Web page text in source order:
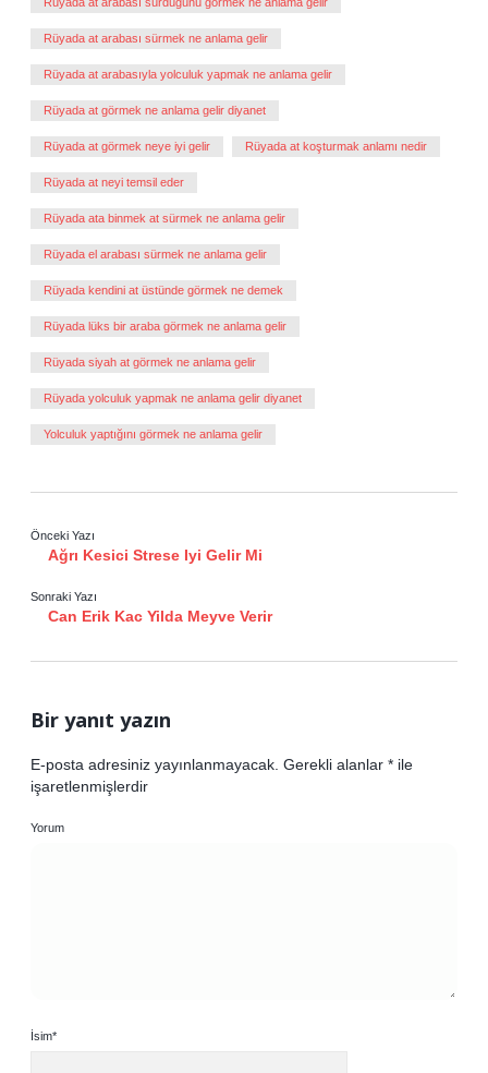
Rüyada at arabası sürmek ne anlama gelir
Rüyada at arabasıyla yolculuk yapmak ne anlama gelir
Rüyada at görmek ne anlama gelir diyanet
Rüyada at görmek neye iyi gelir Rüyada at koşturmak anlamı nedir
Rüyada at neyi temsil eder
Rüyada ata binmek at sürmek ne anlama gelir
Rüyada el arabası sürmek ne anlama gelir
Rüyada kendini at üstünde görmek ne demek
Rüyada lüks bir araba görmek ne anlama gelir
Rüyada siyah at görmek ne anlama gelir
Rüyada yolculuk yapmak ne anlama gelir diyanet
Yolculuk yaptığını görmek ne anlama gelir
Önceki Yazı
Ağrı Kesici Strese Iyi Gelir Mi
Sonraki Yazı
Can Erik Kac Yilda Meyve Verir
Bir yanıt yazın
E-posta adresiniz yayınlanmayacak. Gerekli alanlar * ile
işaretlenmişlerdir
Yorum
İsim*